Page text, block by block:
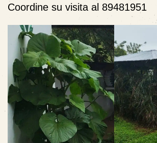
Coordine su visita al 89481951